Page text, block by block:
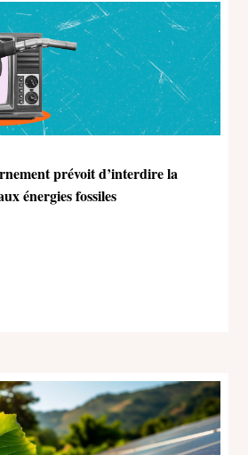
prévoit d’interdire la
énergies fossiles